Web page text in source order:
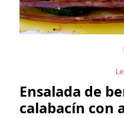
Ensalada de
calabacín con